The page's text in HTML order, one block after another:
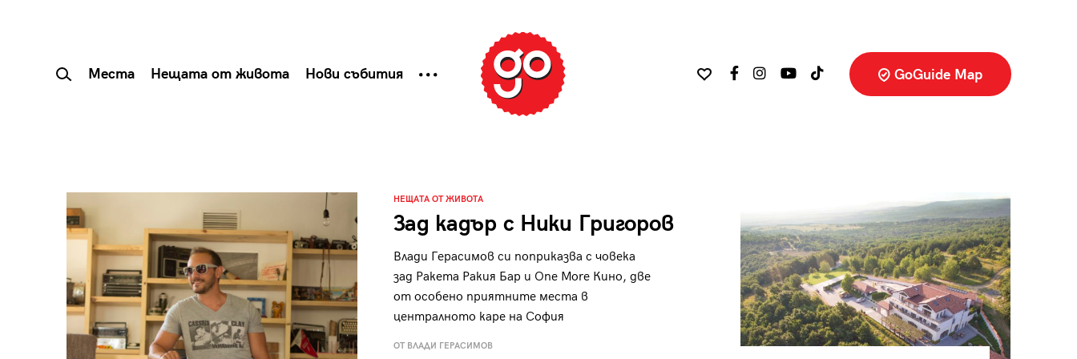
Места Нещата от живота Нови събития GoGuide Map
НЕЩАТА ОТ ЖИВОТА
Зад кадър с Ники Григоров
Влади Герасимов си поприказва с човека
зад Ракета Ракия Бар и One More Кино, две
от особено приятните места в
централното каре на София
ОТ ВЛАДИ ГЕРАСИМОВ